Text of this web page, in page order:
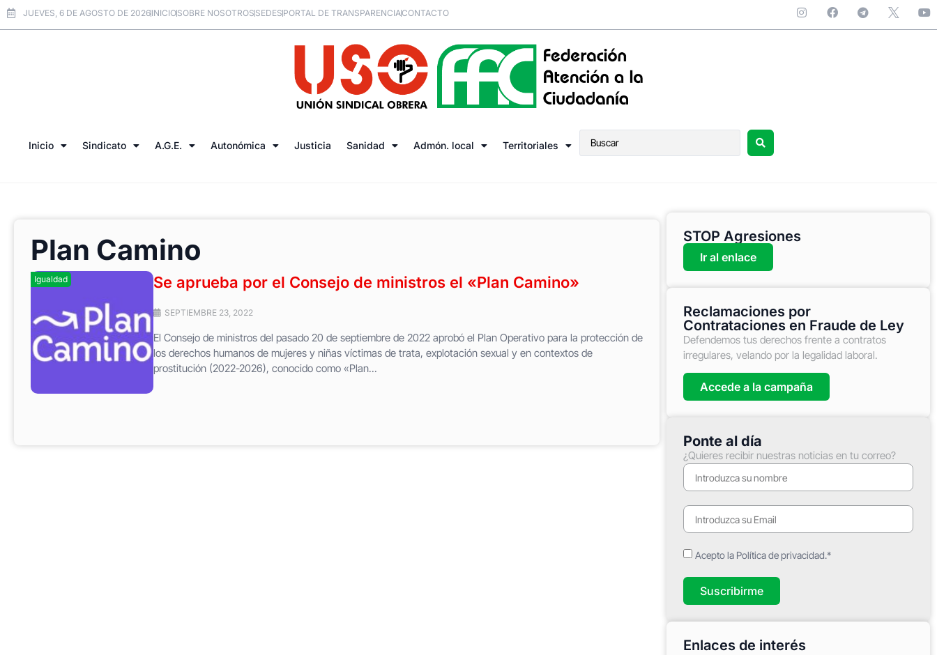
JUEVES, 6 DE AGOSTO DE 2026INICIOSOBRE NOSOTROSSEDESPORTAL DE TRANSPARENCIACONTACTO
Inicio Sindicato A.G.E. Autonómica Justicia Sanidad Admón. local Territoriales
Plan Camino
Igualdad Se aprueba por el Consejo de ministros el «Plan Camino»
SEPTIEMBRE 23, 2022
El Consejo de ministros del pasado 20 de septiembre de 2022 aprobó el Plan Operativo para la protección de
los derechos humanos de mujeres y niñas víctimas de trata, explotación sexual y en contextos de
prostitución (2022-2026), conocido como «Plan...
STOP Agresiones
Ir al enlace
Reclamaciones por
Contrataciones en Fraude de Ley
Defendemos tus derechos frente a contratos
irregulares, velando por la legalidad laboral.
Accede a la campaña
Ponte al día
¿Quieres recibir nuestras noticias en tu correo?
Acepto la Política de privacidad.*
Suscribirme
Enlaces de interés